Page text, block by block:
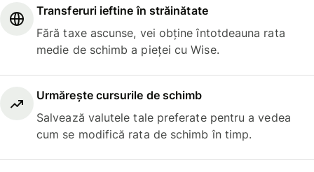
Transferuri ieftine în străinătate
Fără taxe ascunse, vei obține întotdeauna rata
medie de schimb a pieței cu Wise.
Urmărește cursurile de schimb
Salvează valutele tale preferate pentru a vedea
cum se modifică rata de schimb în timp.